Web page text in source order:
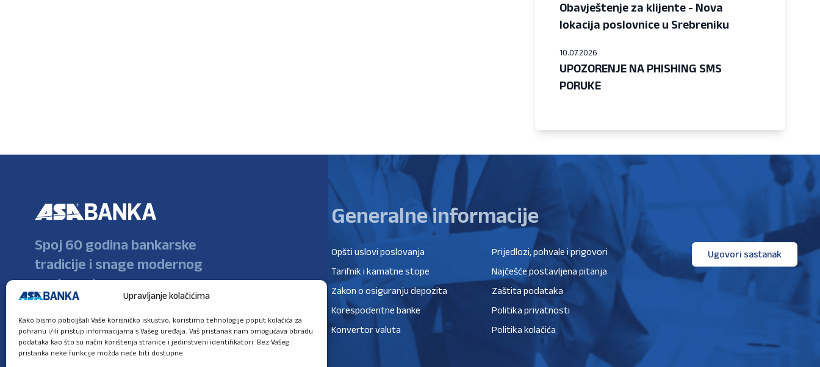
Upravljanje kolačićima
Kako bismo poboljšali Vaše korisničko iskustvo, koristimo tehnologije poput kolačića za
pohranu i/ili pristup informacijama s Vašeg uređaja. Vaš pristanak nam omogućava obradu
podataka kao što su način korištenja stranice i jedinstveni identifikatori. Bez Vašeg
pristanka neke funkcije možda neće biti dostupne.
Obavještenje za klijente - Nova
lokacija poslovnice u Srebreniku
10.07.2026
UPOZORENJE NA PHISHING SMS
PORUKE
Spoj 60 godina bankarske
tradicije i snage modernog
poslovanja
Generalne informacije
Opšti uslovi poslovanja
Tarifnik i kamatne stope
Zakon o osiguranju depozita
Korespodentne banke
Konvertor valuta
Prijedlozi, pohvale i prigovori
Najčešće postavljena pitanja
Zaštita podataka
Politika privatnosti
Politika kolačića
Ugovori sastanak